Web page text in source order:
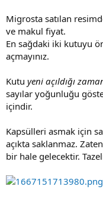
Migrosta satılan
ve makul fiyat.
En sağdaki iki kutuyu
açmayınız.
Kutu yeni açıldığı
sayılar yoğunluğu
içindir.
Kapsülleri asmak için
açıkta saklanmaz.
bir hale gelecektir.